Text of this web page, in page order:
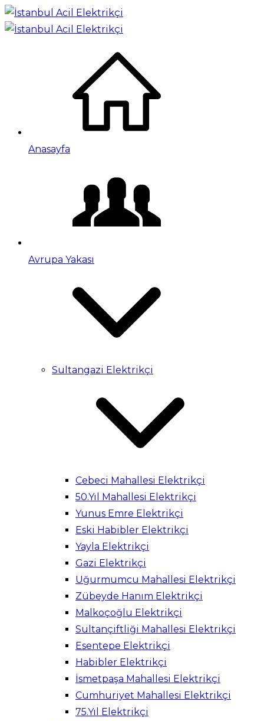
Anasayfa
Avrupa Yakası
Sultangazi Elektrikçi
Cebeci Mahallesi Elektrikçi
50.Yıl Mahallesi Elektrikçi
Yunus Emre Elektrikçi
Eski Habibler Elektrikçi
Yayla Elektrikçi
Gazi Elektrikçi
Uğurmumcu Mahallesi Elektrikçi
Zübeyde Hanım Elektrikçi
Malkoçoğlu Elektrikçi
Sultançiftliği Mahallesi Elektrikçi
Esentepe Elektrikçi
Habibler Elektrikçi
İsmetpaşa Mahallesi Elektrikçi
Cumhuriyet Mahallesi Elektrikçi
75.Yıl Elektrikçi